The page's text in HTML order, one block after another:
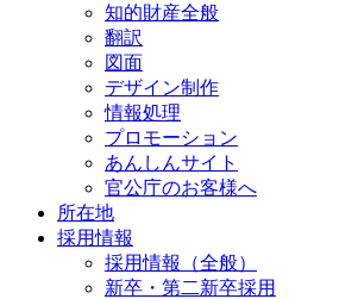
知的財産全般
翻訳
図面
デザイン制作
情報処理
プロモーション
あんしんサイト
官公庁のお客様へ
所在地
採用情報
採用情報（全般）
新卒・第二新卒採用